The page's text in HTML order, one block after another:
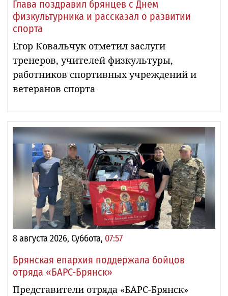
Глава поздравил брянцев с Днем
физкультурника и рассказал о развитии
спорта
Егор Ковальчук отметил заслуги
тренеров, учителей физкультуры,
работников спортивных учреждений и
ветеранов спорта
8 августа 2026, Суббота, 07:57
Брянская епархия поддержала бойцов
отряда «БАРС-Брянск»
Представители отряда «БАРС-Брянск»